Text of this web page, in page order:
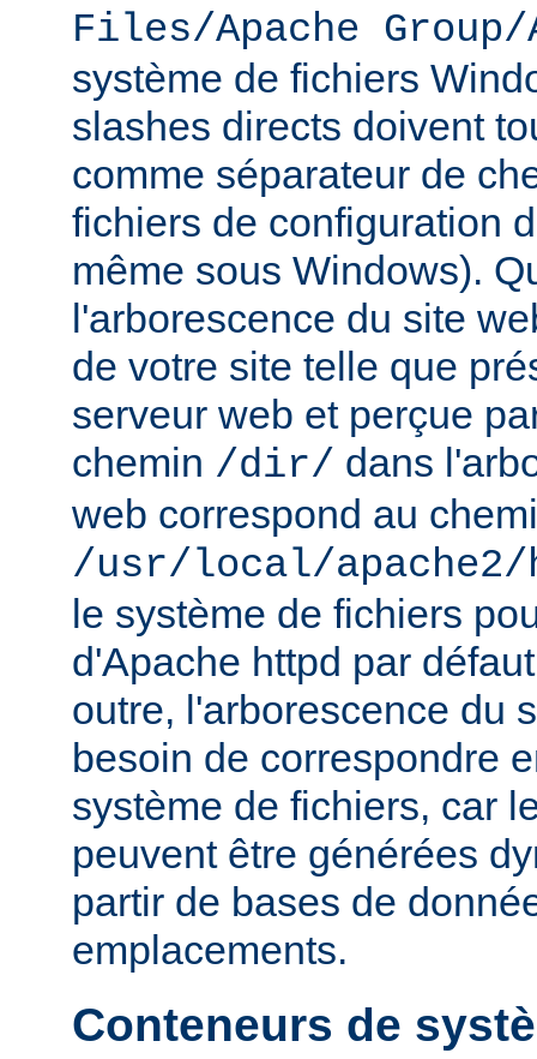
Files/Apache Group/
système de fichiers
slashes directs doivent
comme séparateur de
fichiers de configuration
même sous Windows).
l'arborescence du site
de votre site telle que
serveur web et perçue
chemin /dir/ dans
web correspond au
/usr/local/
le système de fichiers
d'Apache httpd par
outre, l'arborescence du
besoin de correspondre
système de fichiers, car
peuvent être générées
partir de bases de
emplacements.
Conteneurs de